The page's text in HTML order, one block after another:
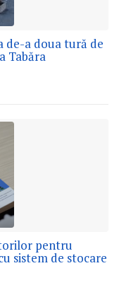
de-a doua tură de
Tabăra
pentru
sistem de stocare